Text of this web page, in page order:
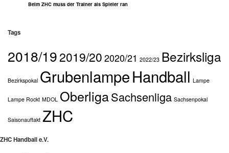
Beim ZHC muss der Trainer als Spieler ran
Tags
2018/192019/202020/21 2022/23 Bezirksliga
Bezirkspokal GrubenlampeHandball Lampe
Lampe Rockt MDOL OberligaSachsenliga Sachsenpokal
Saisonauftakt ZHC
ZHC Handball e.V.